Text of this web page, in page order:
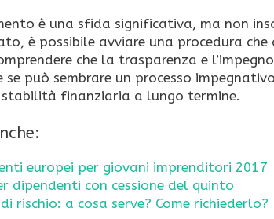
è una sfida significativa, ma non
è possibile avviare una procedura
che la trasparenza e
se può sembrare un processo
stabilità finanziaria a lungo termine.
europei per giovani imprenditori 2017
dipendenti con cessione del quinto
rischio: a cosa serve? Come richiederlo?